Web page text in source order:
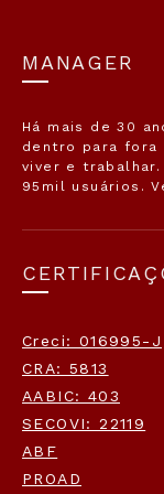
MANAGER
Há mais de 30
dentro para fora
viver e
95mil usuários.
Creci: 016995-J
CRA: 5813
AABIC: 403
SECOVI: 22119
ABF
PROAD